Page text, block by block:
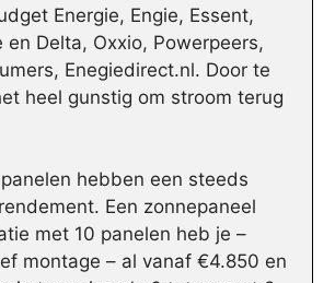
Energie, Engie, Essent,
en Delta, Oxxio, Powerpeers,
Enegiedirect.nl. Door te
heel gunstig om stroom terug
hebben een steeds
Een zonnepaneel
met 10 panelen heb je –
montage – al vanaf €4.850 en